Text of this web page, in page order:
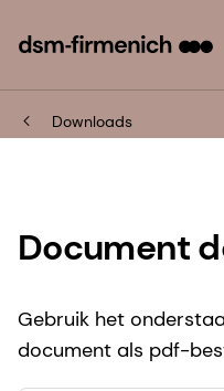
Downloads
Document
Gebruik het
document als pdf-